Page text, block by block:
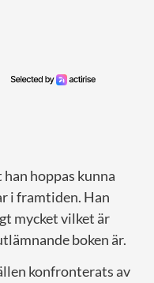
hoppas kunna
i framtiden. Han
mycket vilket är
boken är.
konfronterats av